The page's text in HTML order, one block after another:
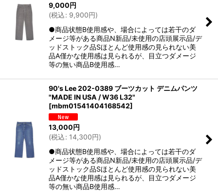
9,000円
(税込: 9,900円)
●商品状態B使用感や、場合によっては若干のダ
メージ等がある商品N新品/未使用の店頭展示品/デ
ッドストック品Sほとんど使用感の見られない美
品A僅かな使用感は見られるが、目立つダメージ
等の無い商品B使用感…
90's Lee 202-0389 ブーツカット デニムパンツ
"MADE IN USA / W36 L32"
[mbm01541404168542]
13,000円
(税込: 14,300円)
●商品状態B使用感や、場合によっては若干のダ
メージ等がある商品N新品/未使用の店頭展示品/デ
ッドストック品Sほとんど使用感の見られない美
品A僅かな使用感は見られるが、目立つダメージ
等の無い商品B使用感…